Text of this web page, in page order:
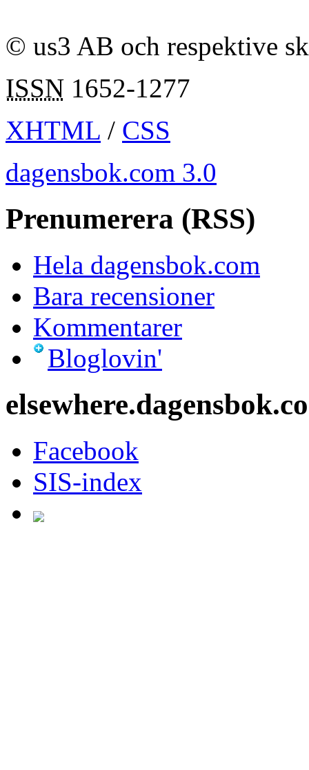
© us3 AB och respektive
ISSN 1652-1277
XHTML / CSS
dagensbok.com 3.0
Prenumerera (RSS)
Hela dagensbok.com
Bara recensioner
Kommentarer
Bloglovin'
Facebook
SIS-index